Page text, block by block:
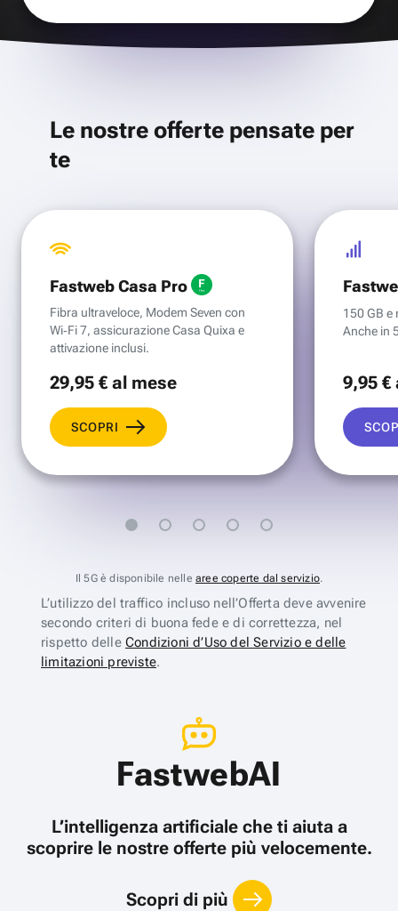
Le nostre offerte pensate per
te
Fastweb Casa Pro
Fibra ultraveloce, Modem Seven con
Wi‑Fi 7, assicurazione Casa Quixa e
attivazione inclusi.
29,95 €al mese
SCOPRI
150 GB e
Anche in
9,95 €
Il 5G è disponibile nelle aree coperte dal servizio.
L’utilizzo del traffico incluso nell’Offerta deve avvenire
secondo criteri di buona fede e di correttezza, nel
rispetto delle Condizioni d’Uso del Servizio e delle
limitazioni previste.
FastwebAI
L’intelligenza artificiale che ti aiuta a
scoprire le nostre offerte più velocemente.
Scopri di più